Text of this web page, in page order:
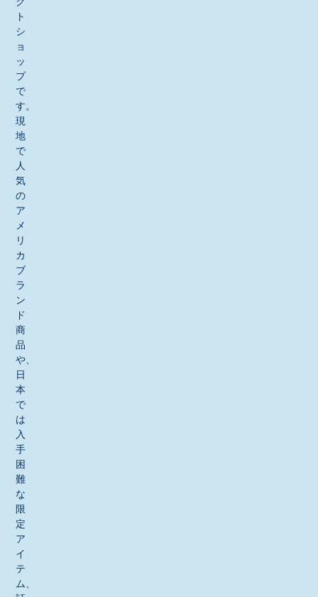
ト
シ
ョ
ッ
プ
で
す。
現
地
で
人
気
の
ア
メ
リ
カ
ブ
ラ
ン
ド
商
品
や、
日
本
で
は
入
手
困
難
な
限
定
ア
イ
テ
ム、